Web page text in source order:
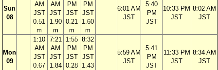
Sun
08
AM
JST
0.51
m
AM
JST
1.90
m
PM
JST
0.21
m
PM
JST
1.60
m
6:01 AM
JST
5:40
PM
JST
10:33 PM
JST
8:02 AM
JST
Mon
09
1:10
AM
JST
0.67
7:21
AM
JST
1.84
1:55
PM
JST
0.28
8:32
PM
JST
1.43
5:59 AM
JST
5:41
PM
JST
11:33 PM
JST
8:34 AM
JST